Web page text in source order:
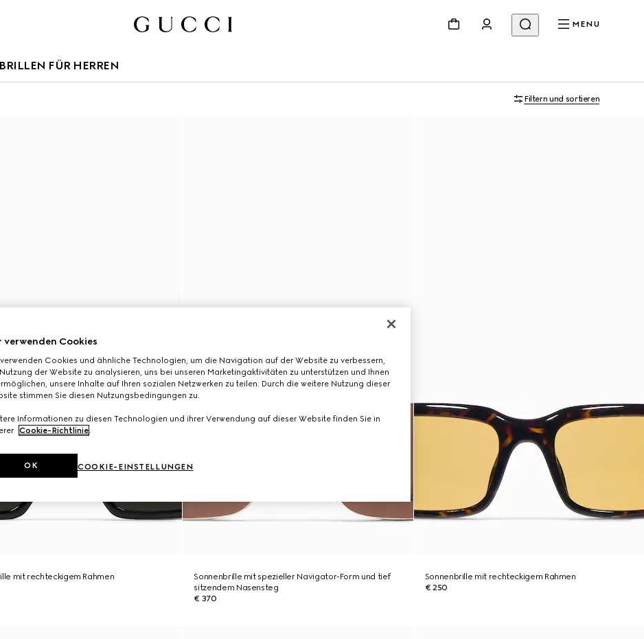
MENU
FÜR HERREN
Filtern und sortieren
mit rechteckigem Rahmen
Sonnenbrille mit spezieller Navigator-Form und tief
sitzendem Nasensteg
€ 370
Sonnenbrille mit rechteckigem Rahmen
€ 250
verwenden Cookies
Cookies und ähnliche Technologien, um die Navigation auf der Website zu verbessern,
der Website zu analysieren, uns bei unseren Marketingaktivitäten zu unterstützen und Ihnen
unsere Inhalte auf Ihren sozialen Netzwerken zu teilen. Durch die weitere Nutzung dieser
stimmen Sie diesen Nutzungsbedingungen zu.
Informationen zu diesen Technologien und ihrer Verwendung auf dieser Website finden Sie in
Cookie-Richtlinie.
COOKIE-EINSTELLUNGEN
OK